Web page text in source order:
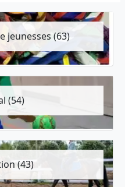
jeunesses (63)
(54)
(43)